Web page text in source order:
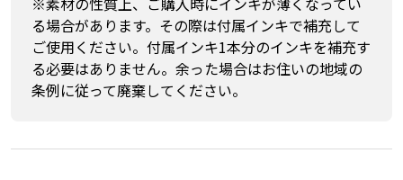
る場合があります。その際は付属インキで補充して
ご使用ください。付属インキ1本分のインキを補充す
る必要はありません。余った場合はお住いの地域の
条例に従って廃棄してください。